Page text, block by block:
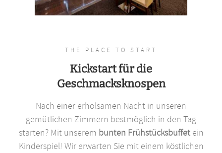
THE PLACE TO START
Kickstart für die
Geschmacksknospen
Nach einer erholsamen Nacht in unseren
gemütlichen Zimmern bestmöglich in den Tag
starten? Mit unserem bunten Frühstücksbuffetein
Kinderspiel! Wir erwarten Sie mit einem köstlichen